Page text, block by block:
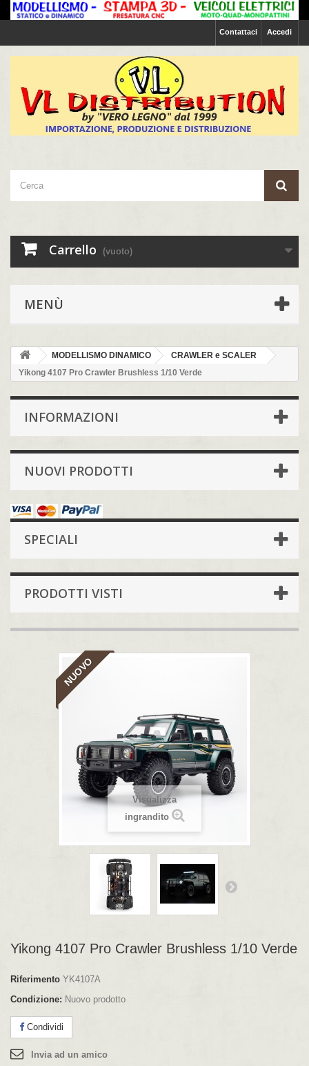
Accedi
Contattaci
Carrello (vuoto)
MENÙ
MODELLISMO DINAMICO
CRAWLER e SCALER
Yikong 4107 Pro Crawler Brushless 1/10 Verde
INFORMAZIONI
NUOVI PRODOTTI
SPECIALI
PRODOTTI VISTI
NUOVO
Visualizza
ingrandito
Yikong 4107 Pro Crawler Brushless 1/10 Verde
Riferimento YK4107A
Condizione: Nuovo prodotto
Condividi
Invia ad un amico